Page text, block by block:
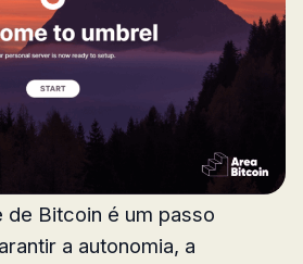
de Bitcoin é um passo
a autonomia, a